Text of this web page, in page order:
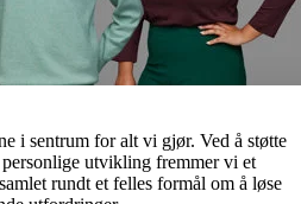
i sentrum for alt vi gjør. Ved å støtte
utvikling fremmer vi et
rundt et felles formål om å løse